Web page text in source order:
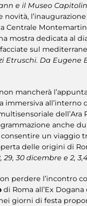
e il Museo
novità,
Centrale
mostra dedicata al
sul
Etruschi. Da Eugene
mancherà
immersiva all’interno
dell’Ara
anche
un viaggio
delle origini di
29, 30 dicembre e 2,
perdere l’incontro
di Roma all’Ex
giorni di festa